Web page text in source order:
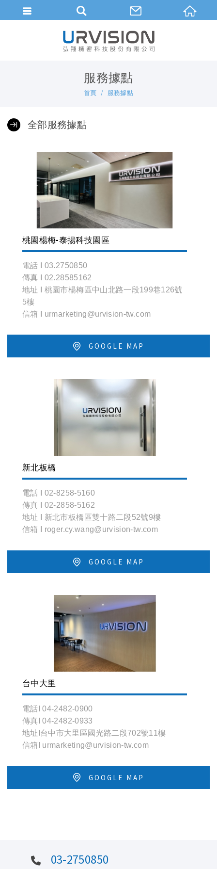
服務據點
首頁 服務據點
全部服務據點
桃園楊梅-泰揚科技園區
電話 I 03.2750850
傳真 I 02.28585162
地址 I 桃園市楊梅區中山北路一段199巷126號
5樓
信箱 I urmarketing@urvision-tw.com
GOOGLE MAP
新北板橋
電話 I 02-8258-5160
傳真 I 02-2858-5162
地址 I 新北市板橋區雙十路二段52號9樓
信箱 I roger.cy.wang@urvision-tw.com
GOOGLE MAP
台中大里
電話I 04-2482-0900
傳真I 04-2482-0933
地址I台中市大里區國光路二段702號11樓
信箱I urmarketing@urvision-tw.com
GOOGLE MAP
03-2750850
繁體中文